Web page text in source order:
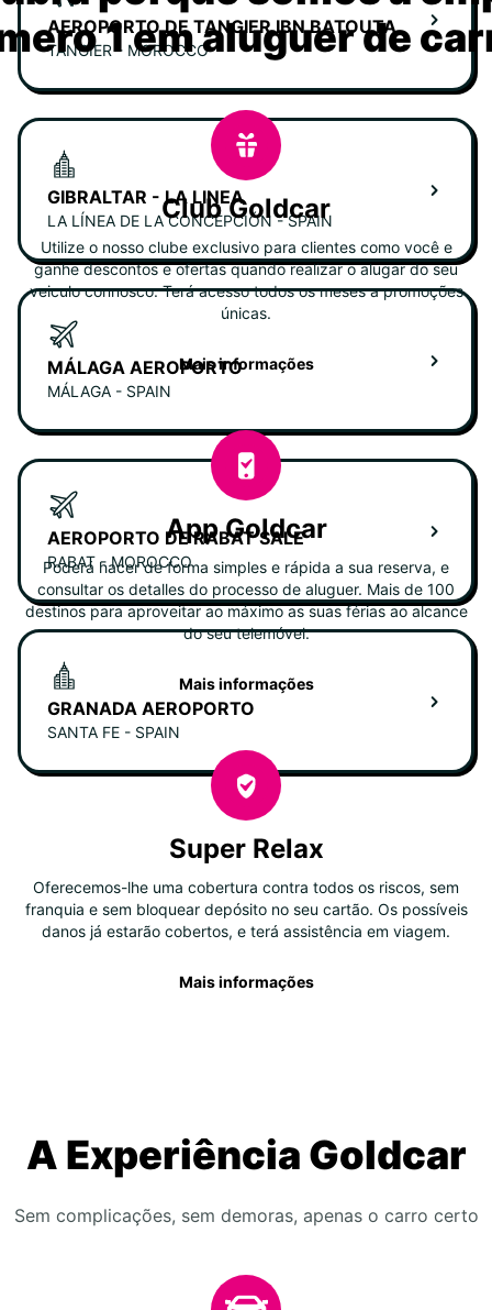
AEROPORTO DE TANGIER IBN BATOUTA
TANGIER - MOROCCO
GIBRALTAR - LA LINEA
LA LÍNEA DE LA CONCEPCIÓN - SPAIN
MÁLAGA AEROPORTO
MÁLAGA - SPAIN
AEROPORTO DE RABAT SALE
RABAT - MOROCCO
GRANADA AEROPORTO
SANTA FE - SPAIN
1 em aluguer de
Club Goldcar
Utilize o nosso clube exclusivo para clientes como você e
ganhe descontos e ofertas quando realizar o alugar do seu
veiculo connosco. Terá acesso todos os meses a promoções
únicas.
Mais informações
App Goldcar
Poderá hacer de forma simples e rápida a sua reserva, e
consultar os detalles do processo de aluguer. Mais de 100
destinos para aproveitar ao máximo as suas férias ao alcance
do seu telemóvel.
Mais informações
Super Relax
Oferecemos-lhe uma cobertura contra todos os riscos, sem
franquia e sem bloquear depósito no seu cartão. Os possíveis
danos já estarão cobertos, e terá assistência em viagem.
Mais informações
A Experiência Goldcar
Sem complicações, sem demoras, apenas o carro certo